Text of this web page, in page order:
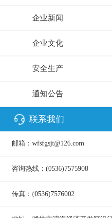
企业新闻
企业文化
安全生产
通知公告
联系我们
邮箱：wfsfgsjt@126.com
咨询热线：(0536)7575908
传真：(0536)7576002